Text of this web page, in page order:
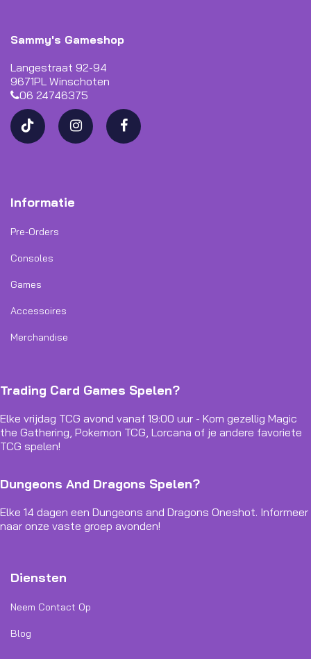
Sammy's Gameshop
Langestraat 92-94
9671PL Winschoten
06 24746375
Informatie
Pre-Orders
Consoles
Games
Accessoires
Merchandise
Trading Card Games Spelen?
Elke vrijdag TCG avond vanaf 19:00 uur - Kom gezellig Magic
the Gathering, Pokemon TCG, Lorcana of je andere favoriete
TCG spelen!
Dungeons And Dragons Spelen?
Elke 14 dagen een Dungeons and Dragons Oneshot. Informeer
naar onze vaste groep avonden!
Diensten
Neem Contact Op
Blog